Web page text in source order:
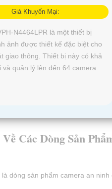
Giá Khuyến Mại:
N4464LPR là một thiết bị
ảnh được thiết kế đặc biệt cho
giao thông. Thiết bị này có khả
và quản lý lên đến 64 camera
Các Dòng Sản
là dòng sản phẩm camera an